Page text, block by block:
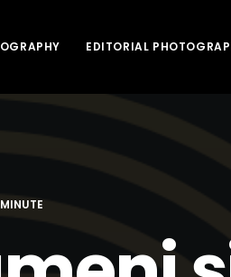
EDITORIAL